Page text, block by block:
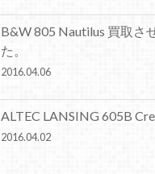
B&W 805 Nautilus 買取さ
た。
2016.04.06
ALTEC LANSING 605B
2016.04.02